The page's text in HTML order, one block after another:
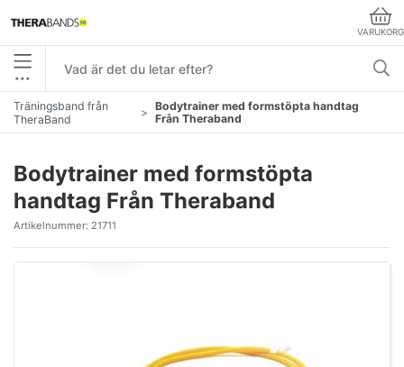
VARUKORG
•••
Träningsband från
TheraBand
Bodytrainer med formstöpta handtag
Från Theraband
Bodytrainer med formstöpta
handtag Från Theraband
Artikelnummer: 21711